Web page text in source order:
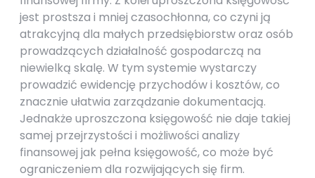
jest prostsza i mniej czasochłonna, co czyni ją
atrakcyjną dla małych przedsiębiorstw oraz osób
prowadzących działalność gospodarczą na
niewielką skalę. W tym systemie wystarczy
prowadzić ewidencję przychodów i kosztów, co
znacznie ułatwia zarządzanie dokumentacją.
Jednakże uproszczona księgowość nie daje takiej
samej przejrzystości i możliwości analizy
finansowej jak pełna księgowość, co może być
ograniczeniem dla rozwijających się firm.